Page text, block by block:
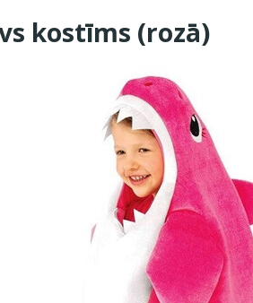
kostīms (rozā)